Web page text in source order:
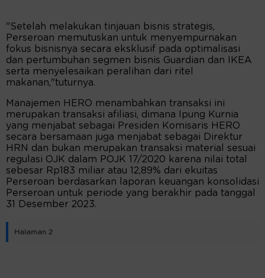
"Setelah melakukan tinjauan bisnis strategis,
Perseroan memutuskan untuk menyempurnakan
fokus bisnisnya secara eksklusif pada optimalisasi
dan pertumbuhan segmen bisnis Guardian dan IKEA
serta menyelesaikan peralihan dari ritel
makanan,"tuturnya.
Manajemen HERO menambahkan transaksi ini
merupakan transaksi afiliasi, dimana Ipung Kurnia
yang menjabat sebagai Presiden Komisaris HERO
secara bersamaan juga menjabat sebagai Direktur
HRN dan bukan merupakan transaksi material sesuai
regulasi OJK dalam POJK 17/2020 karena nilai total
sebesar Rp183 miliar atau 12,89% dari ekuitas
Perseroan berdasarkan laporan keuangan konsolidasi
Perseroan untuk periode yang berakhir pada tanggal
31 Desember 2023.
Halaman 2